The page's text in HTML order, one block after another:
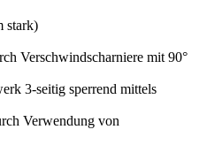
stark)
Verschwindscharniere mit 90°
3-seitig sperrend mittels
Verwendung von